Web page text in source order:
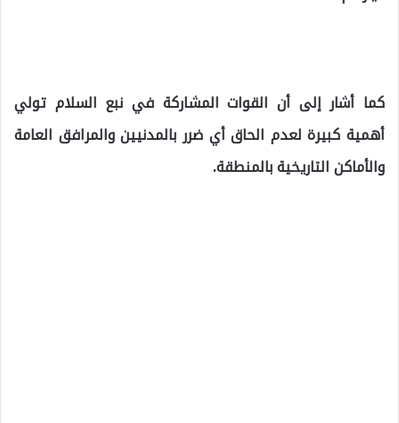
كما أشار إلى أن القوات المشاركة في نبع السلام تولي
أهمية كبيرة لعدم الحاق أي ضرر بالمدنيين والمرافق العامة
والأماكن التاريخية بالمنطقة.